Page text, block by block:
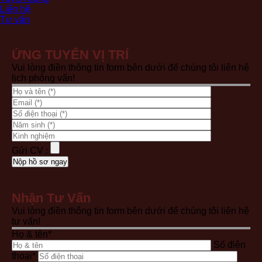
Liên hệ
Tư vấn
ỨNG TUYỂN VỊ TRÍ
Vui lòng điền thông tin form bên dưới để chúng tôi liên hệ
lịch phỏng vấn!
Gửi CV :
Nhận Tư Vấn
Vui lòng điền thông tin form bên dưới để chúng tôi liên hệ
tư vấn!
Họ & tên*
Số điện
thoại*